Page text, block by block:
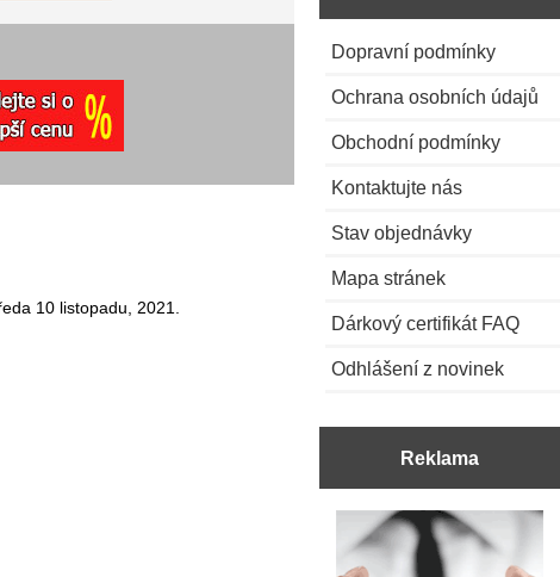
10 listopadu, 2021.
Dopravní podmínky
Ochrana osobních údajů
Obchodní podmínky
Kontaktujte nás
Stav objednávky
Mapa stránek
Dárkový certifikát FAQ
Odhlášení z novinek
Reklama